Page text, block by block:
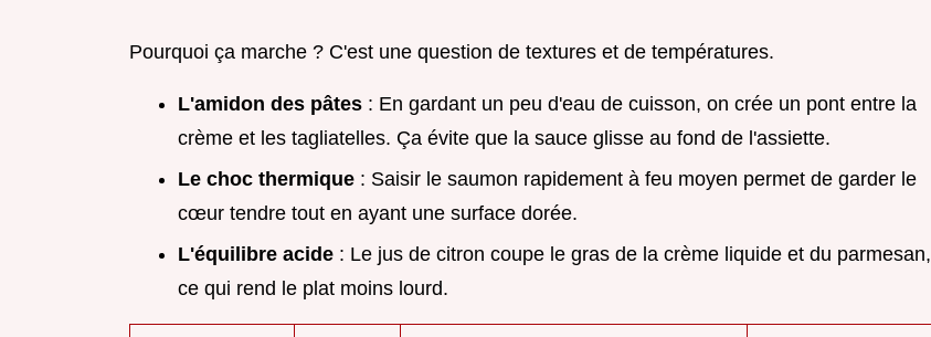
Pourquoi ça marche ? C'est une question de textures et de températures.
L'amidon des pâtes : En gardant un peu d'eau de cuisson, on crée un pont entre la
crème et les tagliatelles. Ça évite que la sauce glisse au fond de l'assiette.
Le choc thermique : Saisir le saumon rapidement à feu moyen permet de garder le
cœur tendre tout en ayant une surface dorée.
L'équilibre acide : Le jus de citron coupe le gras de la crème liquide et du parmesan,
ce qui rend le plat moins lourd.